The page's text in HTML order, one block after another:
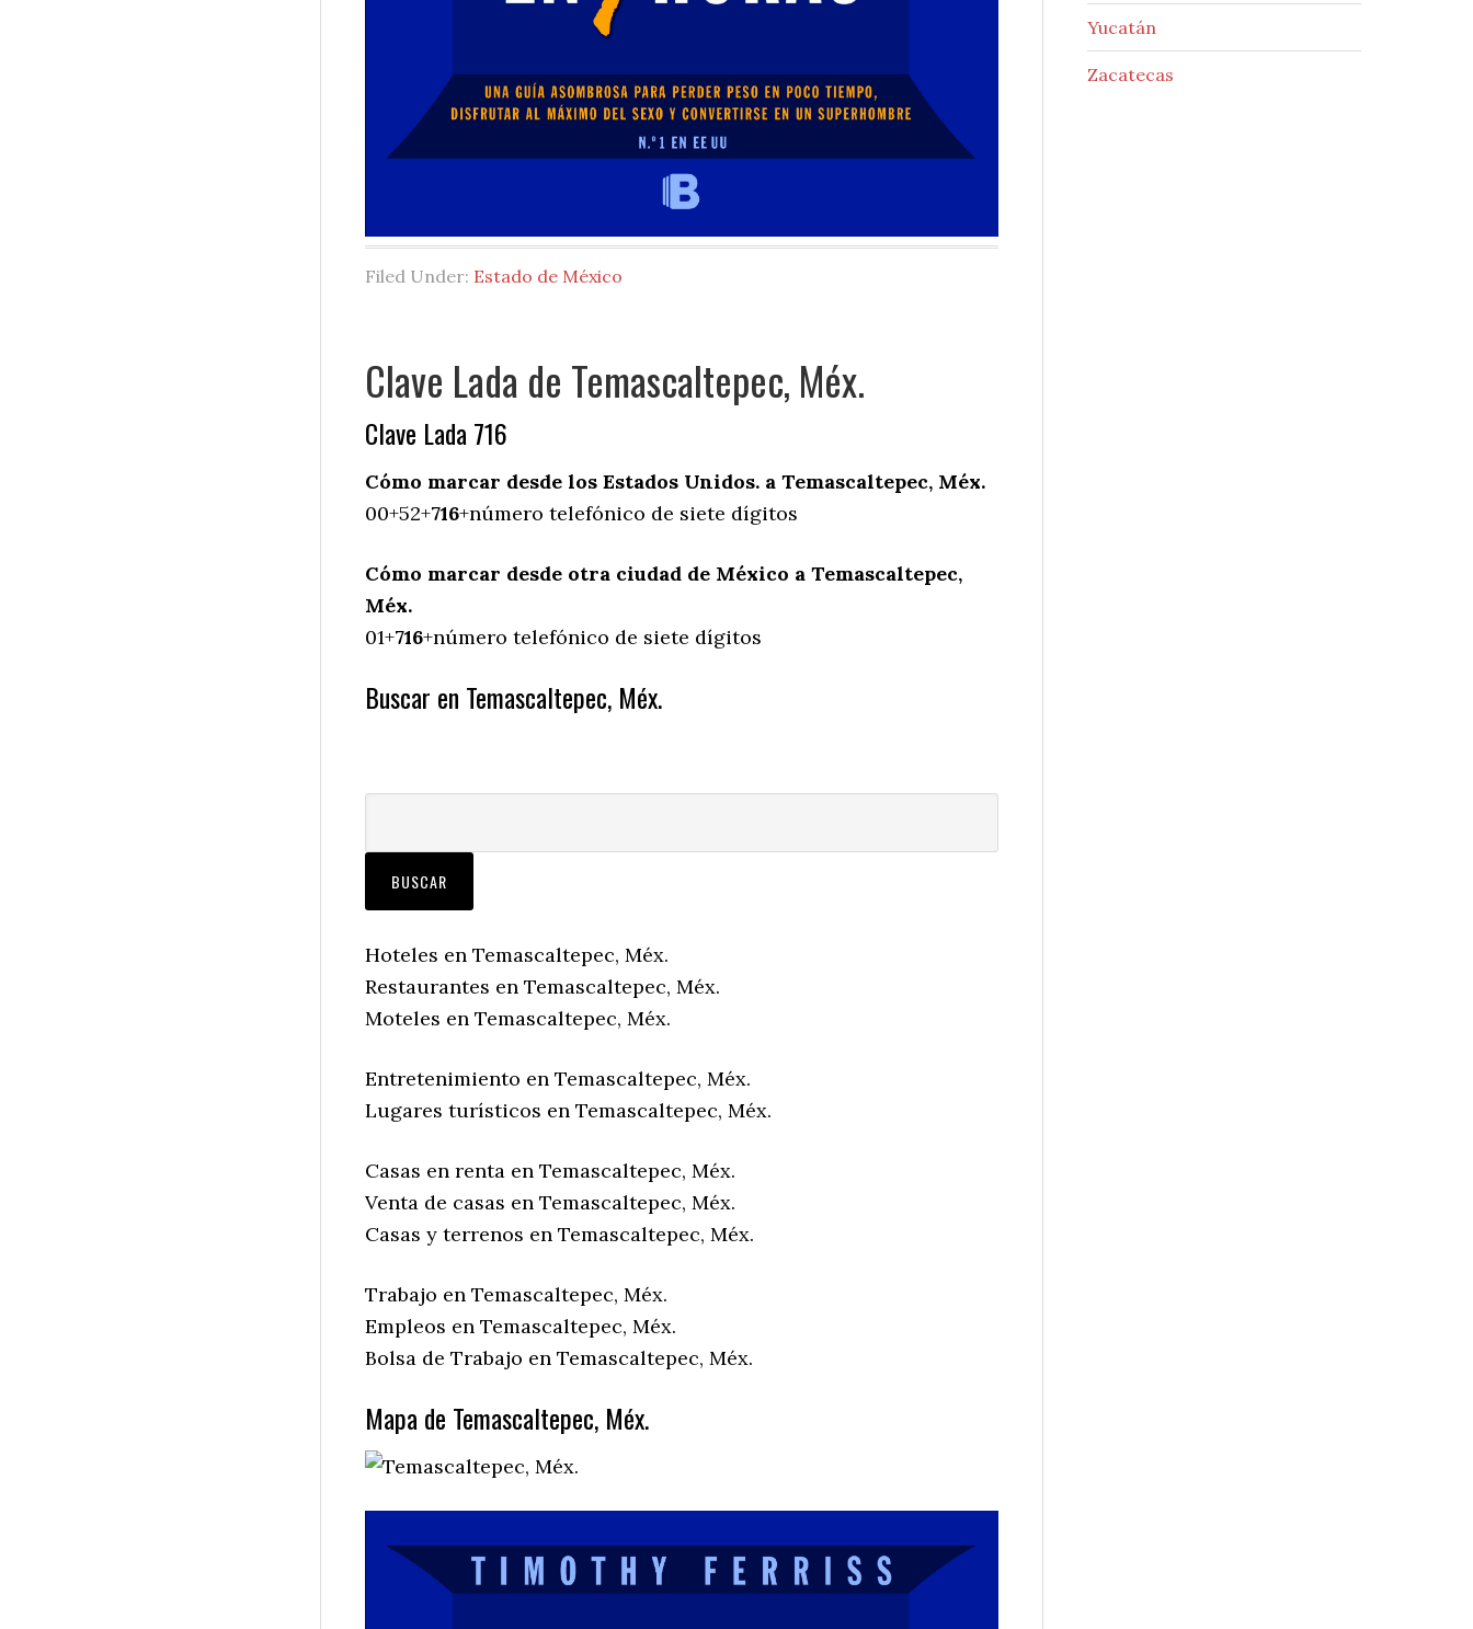
Filed Under: Estado de México
Clave Lada de Temascaltepec, Méx.
Clave Lada 716
Cómo marcar desde los Estados Unidos. a Temascaltepec, Méx.
00+52+716+número telefónico de siete dígitos
Cómo marcar desde otra ciudad de México a Temascaltepec,
Méx.
01+716+número telefónico de siete dígitos
Buscar en Temascaltepec, Méx.
Hoteles en Temascaltepec, Méx.
Restaurantes en Temascaltepec, Méx.
Moteles en Temascaltepec, Méx.
Entretenimiento en Temascaltepec, Méx.
Lugares turísticos en Temascaltepec, Méx.
Casas en renta en Temascaltepec, Méx.
Venta de casas en Temascaltepec, Méx.
Casas y terrenos en Temascaltepec, Méx.
Trabajo en Temascaltepec, Méx.
Empleos en Temascaltepec, Méx.
Bolsa de Trabajo en Temascaltepec, Méx.
Mapa de Temascaltepec, Méx.
Yucatán
Zacatecas